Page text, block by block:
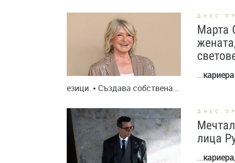
ДНЕС
Марта
...кариера
езици. • Създава собствена...
ДНЕС
лица
...кариера